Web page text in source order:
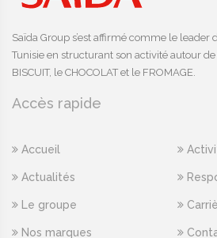
Saïda Group s’est affirmé comme le leader
Tunisie en structurant son activité autour
BISCUIT, le CHOCOLAT et le FROMAGE.
Accès rapide
Accueil
Actualités
Le groupe
Nos marques